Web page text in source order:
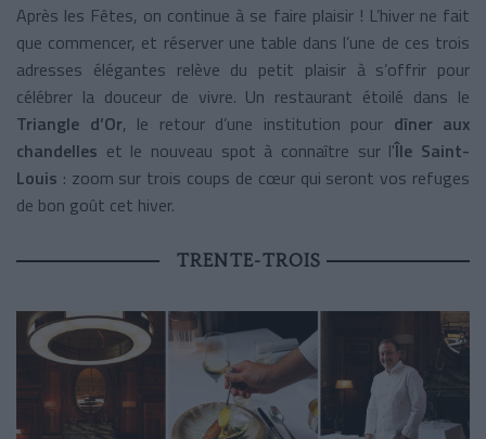
Après les Fêtes, on continue à se faire plaisir ! L’hiver ne fait
que commencer, et réserver une table dans l’une de ces trois
adresses élégantes relève du petit plaisir à s’offrir pour
célébrer la douceur de vivre. Un restaurant étoilé dans le
Triangle d’Or, le retour d’une institution pour dîner aux
chandelles et le nouveau spot à connaître sur l'Île Saint-
Louis : zoom sur trois coups de cœur qui seront vos refuges
de bon goût cet hiver.
TRENTE-TROIS